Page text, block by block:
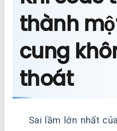
thành
cung
thoát
Sai lầm lớn nhất